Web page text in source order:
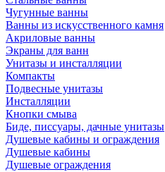
Чугунные ванны
Ванны из искусственного камня
Акриловые ванны
Экраны для ванн
Унитазы и инсталляции
Компакты
Подвесные унитазы
Инсталляции
Кнопки смыва
Биде, писсуары, дачные унитазы
Душевые кабины и ограждения
Душевые кабины
Душевые ограждения